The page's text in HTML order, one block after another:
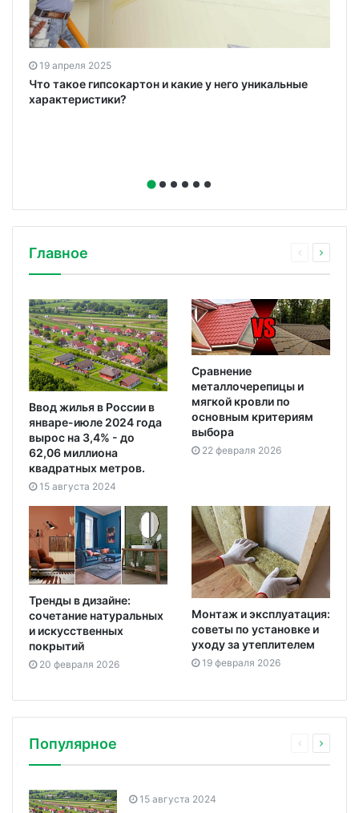
19 апреля 2025
Что такое гипсокартон и какие у него уникальные
характеристики?
Главное
Ввод жилья в России в
январе-июле 2024 года
вырос на 3,4% - до
62,06 миллиона
квадратных метров.
15 августа 2024
Сравнение
металлочерепицы и
мягкой кровли по
основным критериям
выбора
22 февраля 2026
Тренды в дизайне:
сочетание натуральных
и искусственных
покрытий
20 февраля 2026
Монтаж и эксплуатация:
советы по установке и
уходу за утеплителем
19 февраля 2026
Популярное
15 августа 2024